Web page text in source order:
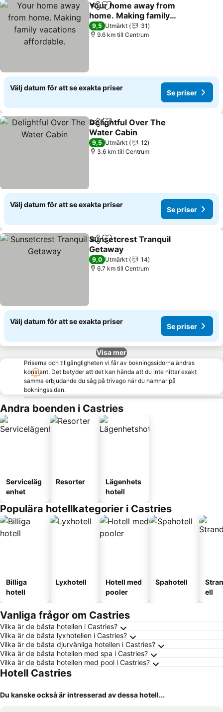
Dela Lägg till i Mina Favoriter
Your home away from
home. Making family
vacations affordable.
9,5 Utmärkt
31
9.6 km till Centrum
Välj datum för att se exakta priser
Se priser
Dela Lägg till i Mina Favoriter
Delightful Over The
Water Cabin
9,5 Utmärkt
12
3.6 km till Centrum
Välj datum för att se exakta priser
Se priser
Dela Lägg till i Mina Favoriter
Sunsetcrest Tranquil
Getaway
9,0 Utmärkt
14
6.7 km till Centrum
Välj datum för att se exakta priser
Se priser
Visa mer
Priserna och tillgängligheten vi får av bokningssidorna ändras
konstant. Det betyder att det kan hända att du inte hittar exakt
samma erbjudande du såg på trivago när du hamnar på
bokningssidan.
Andra boenden i Castries
Serviceläg
enhet
Resorter
Lägenhets
hotell
Populära hotellkategorier i Castries
Billiga
hotell
Lyxhotell
Hotell med
pooler
Spahotell
ell
Vanliga frågor om Castries
Vilka är de bästa hotellen i Castries?
Vilka är de bästa lyxhotellen i Castries?
Vilka är de bästa djurvänliga hotellen i Castries?
Vilka är de bästa hotellen med spa i Castries?
Vilka är de bästa hotellen med pool i Castries?
Hotell Castries
Du kanske också är intresserad av dessa hotell...